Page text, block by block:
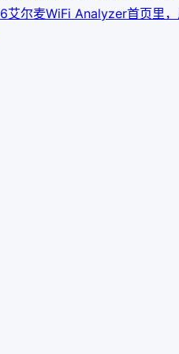
6艾尔麦WiFi Analyzer首页里